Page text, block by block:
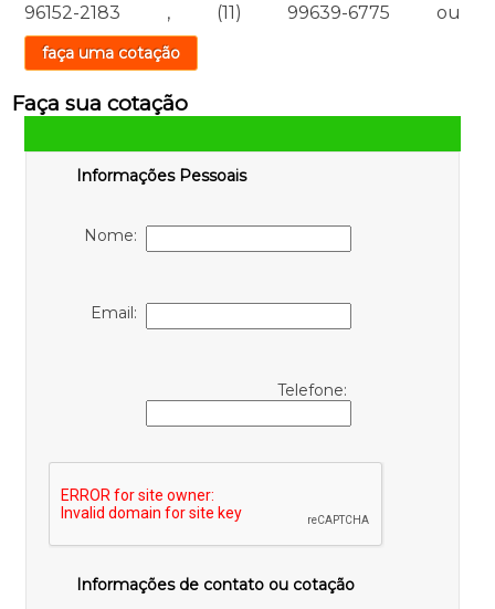
96152-2183
, (11) 99639-6775 ou
faça uma cotação
Faça sua cotação
Informações Pessoais
Nome:
Email:
Telefone:
Informações de contato ou cotação